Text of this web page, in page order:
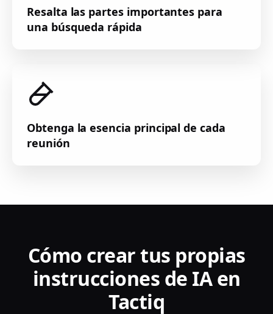
Resalta las partes importantes para
una búsqueda rápida
Obtenga la esencia principal de cada
reunión
Cómo crear tus propias
instrucciones de IA en
Tactiq